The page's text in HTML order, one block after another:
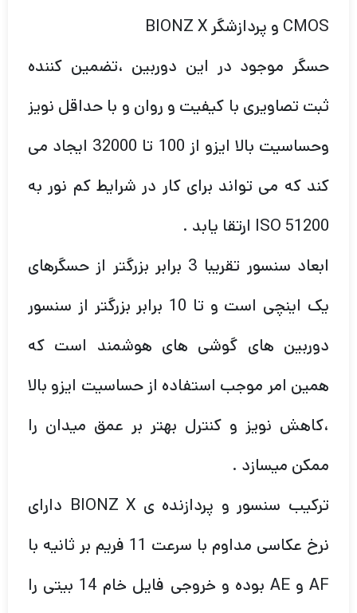
CMOS و پردازشگر BIONZ X
حسگر موجود در این دوربین ،تضمین کننده
ثبت تصاویری با کیفیت و روان و با حداقل نویز
وحساسیت بالا ایزو از 100 تا 32000 ایجاد می
کند که می تواند برای کار در شرایط کم نور به
ISO 51200 ارتقا یابد .
ابعاد سنسور تقریبا 3 برابر بزرگتر از حسگرهای
یک اینچی است و تا 10 برابر بزرگتر از سنسور
دوربین های گوشی های هوشمند است که
همین امر موجب استفاده از حساسیت ایزو بالا
،کاهش نویز و کنترل بهتر بر عمق میدان را
ممکن میسازد .
ترکیب سنسور و پردازنده ی BIONZ X دارای
نرخ عکاسی مداوم با سرعت 11 فریم بر ثانیه با
AF و AE بوده و خروجی فایل خام 14 بیتی را